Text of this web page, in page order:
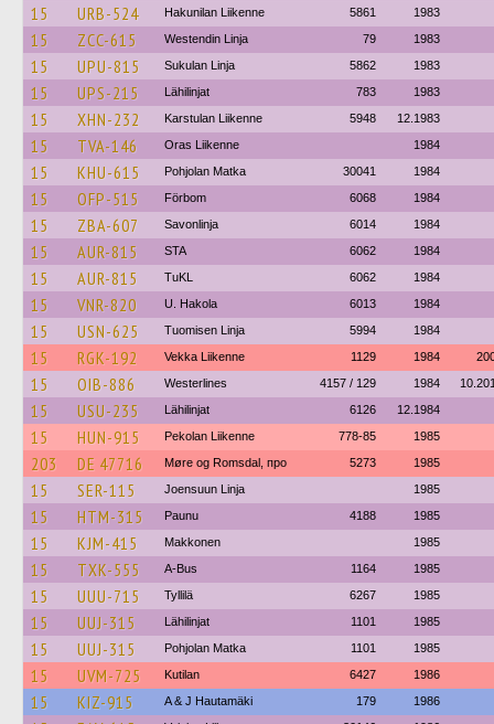
15 URB-524 Hakunilan Liikenne 5861 1983
15 ZCC-615 Westendin Linja 79 1983
15 UPU-815 Sukulan Linja 5862 1983
15 UPS-215 Lähilinjat 783 1983
15 XHN-232 Karstulan Liikenne 5948 12.1983
15 TVA-146 Oras Liikenne 1984
15 KHU-615 Pohjolan Matka 30041 1984
15 OFP-515 Förbom 6068 1984
15 ZBA-607 Savonlinja 6014 1984
15 AUR-815 STA 6062 1984
15 AUR-815 TuKL 6062 1984
15 VNR-820 U. Hakola 6013 1984
15 USN-625 Tuomisen Linja 5994 1984
15 RGK-192 Vekka Liikenne 1129 1984
15 OIB-886 Westerlines 4157 / 129 1984
15 USU-235 Lähilinjat 6126 12.1984
15 HUN-915 Pekolan Liikenne 778-85 1985
203 DE 47716 Møre og Romsdal, про 5273 1985
15 SER-115 Joensuun Linja 1985
15 HTM-315 Paunu 4188 1985
15 KJM-415 Makkonen 1985
15 TXK-555 A-Bus 1164 1985
15 UUU-715 Tyllilä 6267 1985
15 UUJ-315 Lähilinjat 1101 1985
15 UUJ-315 Pohjolan Matka 1101 1985
15 UVM-725 Kutilan 6427 1986
15 KIZ-915 A & J Hautamäki 179 1986